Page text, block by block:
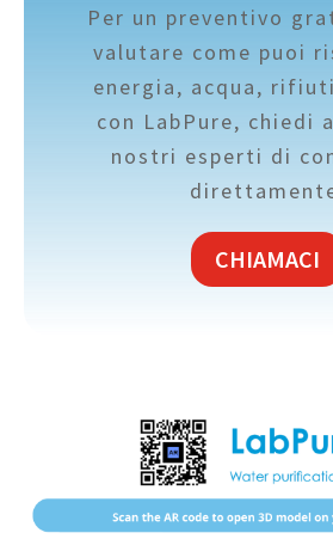
Per un preventivo
valutare come puoi
energia, acqua,
con LabPure, chiedi
nostri esperti di
CHIAMACI